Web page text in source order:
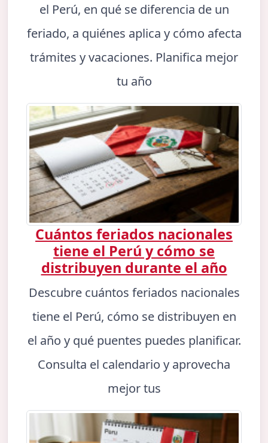
el Perú, en qué se diferencia de un
feriado, a quiénes aplica y cómo afecta
trámites y vacaciones. Planifica mejor
tu año
Cuántos feriados nacionales
tiene el Perú y cómo se
distribuyen durante el año
Descubre cuántos feriados nacionales
tiene el Perú, cómo se distribuyen en
el año y qué puentes puedes planificar.
Consulta el calendario y aprovecha
mejor tus